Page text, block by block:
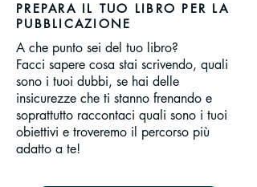
PREPARA IL TUO LIBRO PER LA
PUBBLICAZIONE
A che punto sei del tuo libro?
Facci sapere cosa stai scrivendo, quali
sono i tuoi dubbi, se hai delle
insicurezze che ti stanno frenando e
soprattutto raccontaci quali sono i tuoi
obiettivi e troveremo il percorso più
adatto a te!